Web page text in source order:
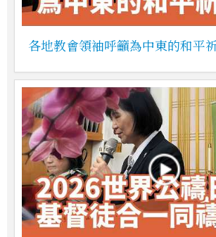
各地教會領袖呼籲為中東的和平